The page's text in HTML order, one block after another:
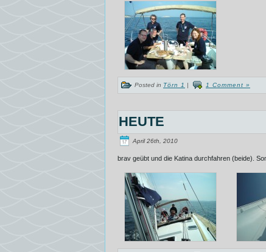
Posted in Törn 1 | 1 Comment »
HEUTE
April 26th, 2010
brav geübt und die Katina durchfahren (beide).